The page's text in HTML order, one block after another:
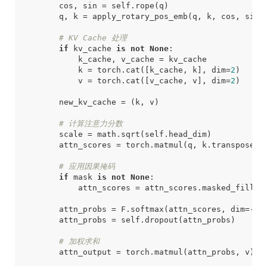
cos , sin = self . rope ( q )
q , k = apply_rotary_pos_emb ( q , k , cos , sin
# KV Cache 处理
if
kv_cache is not None:
k_cache , v_cache =
kv_cache
k = torch . cat ([ k_cache , k ], dim=2 )
v = torch . cat ([v_cache , v ], dim=2 )
new_kv_cache = ( k , v )
# 计算注意力分数
scale = math . sqrt ( self . head_dim)
attn_scores = torch . matmul ( q , k . transpose
# 应用因果掩码
if mask is not None:
attn_scores = attn_scores . masked_fill
attn_probs = F . softmax ( attn_scores , dim=-
attn_probs = self . dropout ( attn_probs )
# 加权求和
attn_output = torch . matmul ( attn_probs , v )